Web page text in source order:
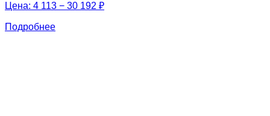
Цена: 4 113 − 30 192 ₽
Подробнее